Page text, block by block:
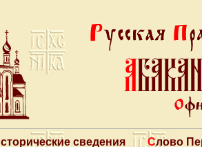
Исторические сведения
Слово